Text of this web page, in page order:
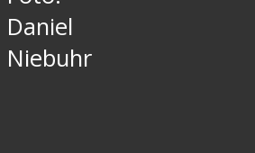
Daniel
Niebuhr